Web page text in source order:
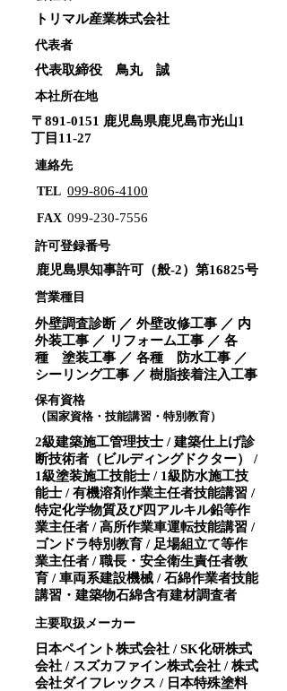
トリマル産業株式会社
代表者
代表取締役 鳥丸 誠
本社所在地
〒891-0151 鹿児島県鹿児島市光山1
丁目11-27
連絡先
TEL 099-806-4100
FAX 099-230-7556
許可登録番号
鹿児島県知事許可（般-2）第16825号
営業種目
外壁調査診断 ／ 外壁改修工事 ／ 内
外装工事 ／ リフォーム工事 ／ 各
種 塗装工事 ／ 各種 防水工事 ／
シーリング工事 ／ 樹脂接着注入工事
保有資格
（国家資格・技能講習・特別教育）
2級建築施工管理技士 / 建築仕上げ診
断技術者（ビルディングドクター） /
1級塗装施工技能士 / 1級防水施工技
能士 / 有機溶剤作業主任者技能講習 /
特定化学物質及び四アルキル鉛等作
業主任者 / 高所作業車運転技能講習 /
ゴンドラ特別教育 / 足場組立て等作
業主任者 / 職長・安全衛生責任者教
育 / 車両系建設機械 / 石綿作業者技能
講習・建築物石綿含有建材調査者
主要取扱メーカー
日本ペイント株式会社 / SK化研株式
会社 / スズカファイン株式会社 / 株式
会社ダイフレックス / 日本特殊塗料